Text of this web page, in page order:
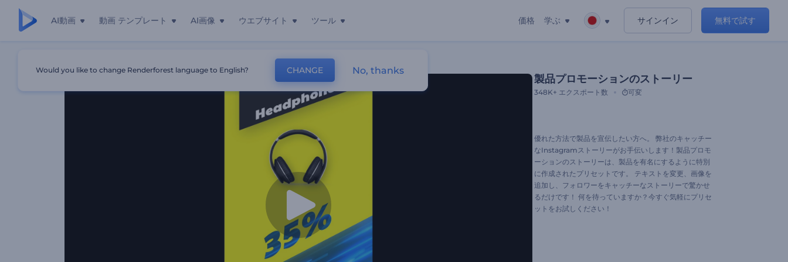
AI動画 動画 テンプレート AI画像 ウエブサイト ツール 価格 学ぶ サインイン 無料で試す
製品プロモーションのストーリー
348K+ エクスポート数 可変
優れた方法で製品を宣伝したい方へ。 弊社のキャッチー
なInstagramストーリーがお手伝いします！製品プロモ
ーションのストーリーは、製品を有名にするように特別
に作成されたプリセットです。 テキストを変更、画像を
追加し、フォロワーをキャッチーなストーリーで驚かせ
るだけです！ 何を待っていますか？今すぐ気軽にプリセ
ットをお試しください！
Would you like to change Renderforest language to English? CHANGE No, thanks